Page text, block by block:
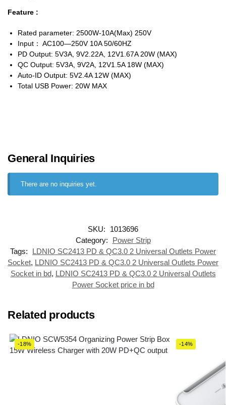
Feature :
Rated parameter: 2500W-10A(Max) 250V
Input： AC100—250V 10A 50/60HZ
PD Output: 5V3A, 9V2.22A, 12V1.67A 20W (MAX)
QC Output: 5V3A, 9V2A, 12V1.5A 18W (MAX)
Auto-ID Output: 5V2.4A 12W (MAX)
Total USB Power: 20W MAX
General Inquiries
There are no inquiries yet.
SKU:
1013696
Category:
Power Strip
Tags:
LDNIO SC2413 PD & QC3.0 2 Universal Outlets Power
Socket, LDNIO SC2413 PD & QC3.0 2 Universal Outlets Power
Socket in bd, LDNIO SC2413 PD & QC3.0 2 Universal Outlets
Power Socket price in bd
Related products
-18% -14%